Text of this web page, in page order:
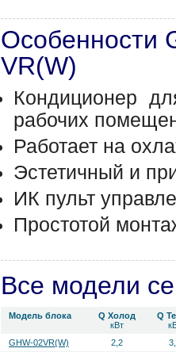
Особенности
VR(W)
Кондиционер
рабочих
Работает на
Эстетичный и
ИК пульт
Простотой
Все модели
Модель блока
Q Холод
кВт
Q
GHW-02VR(W)
2,2